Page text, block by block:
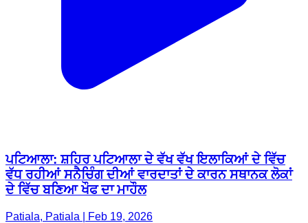
ਪਟਿਆਲਾ: ਸ਼ਹਿਰ ਪਟਿਆਲਾ ਦੇ ਵੱਖ ਵੱਖ ਇਲਾਕਿਆਂ ਦੇ ਵਿੱਚ
ਵੱਧ ਰਹੀਆਂ ਸਨੈਚਿੰਗ ਦੀਆਂ ਵਾਰਦਾਤਾਂ ਦੇ ਕਾਰਨ ਸਥਾਨਕ ਲੋਕਾਂ
ਦੇ ਵਿੱਚ ਬਣਿਆ ਖੌਫ ਦਾ ਮਾਹੌਲ
Patiala, Patiala | Feb 19, 2026